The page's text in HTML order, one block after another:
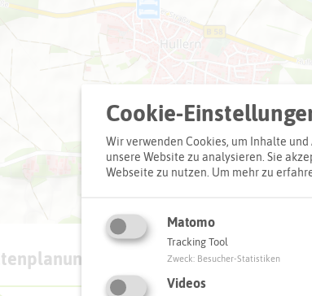
zum Ziel:
Cookie-
Wir verwenden Cookies, um Inhalte
unsere Website zu analysieren. Sie
Webseite zu nutzen. Um mehr zu
Matomo
Tracking Tool
Zweck: Besucher-Statistiken
Videos